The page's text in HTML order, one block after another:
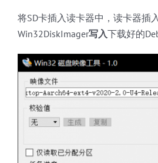
将SD卡插入读卡器中，读卡器插
Win32DiskImager写入下载好的